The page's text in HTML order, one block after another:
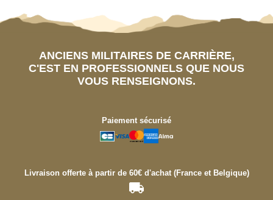
ANCIENS MILITAIRES DE CARRIÈRE,
C'EST EN PROFESSIONNELS QUE NOUS
VOUS RENSEIGNONS.
Paiement sécurisé
Livraison offerte à partir de 60€ d'achat (France et Belgique)